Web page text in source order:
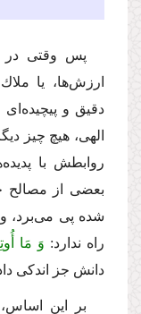
پس وقتى در
ارزش‌ها، یا
دقیق و
الهى، هیچ چیز
روابطش با
بعضى از مصالح
شده پى مى‌برد،
راه ندارد: وَ مَا
دانش جز
اندكى
بر این